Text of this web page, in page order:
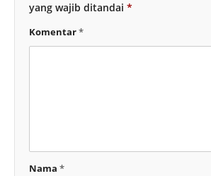
yang wajib ditandai *
Komentar*
Nama *